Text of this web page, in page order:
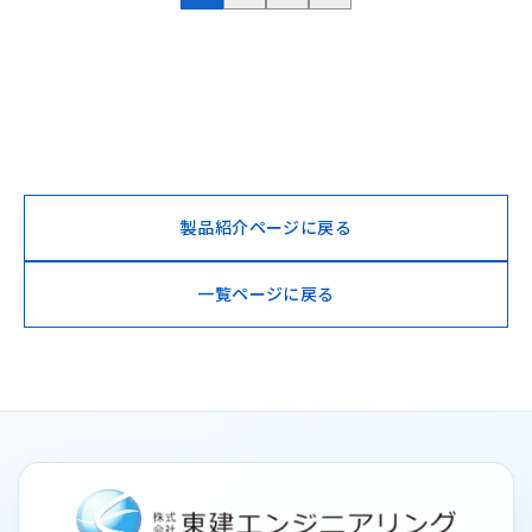
製品紹介ページに戻る
一覧ページに戻る